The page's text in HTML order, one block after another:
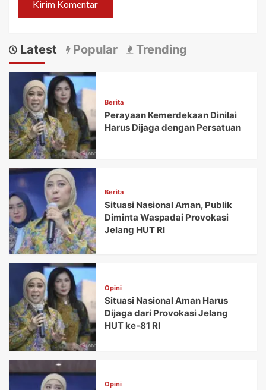
Latest Popular Trending
Berita
Perayaan Kemerdekaan Dinilai
Harus Dijaga dengan Persatuan
Berita
Situasi Nasional Aman, Publik
Diminta Waspadai Provokasi
Jelang HUT RI
Opini
Situasi Nasional Aman Harus
Dijaga dari Provokasi Jelang
HUT ke-81 RI
Opini